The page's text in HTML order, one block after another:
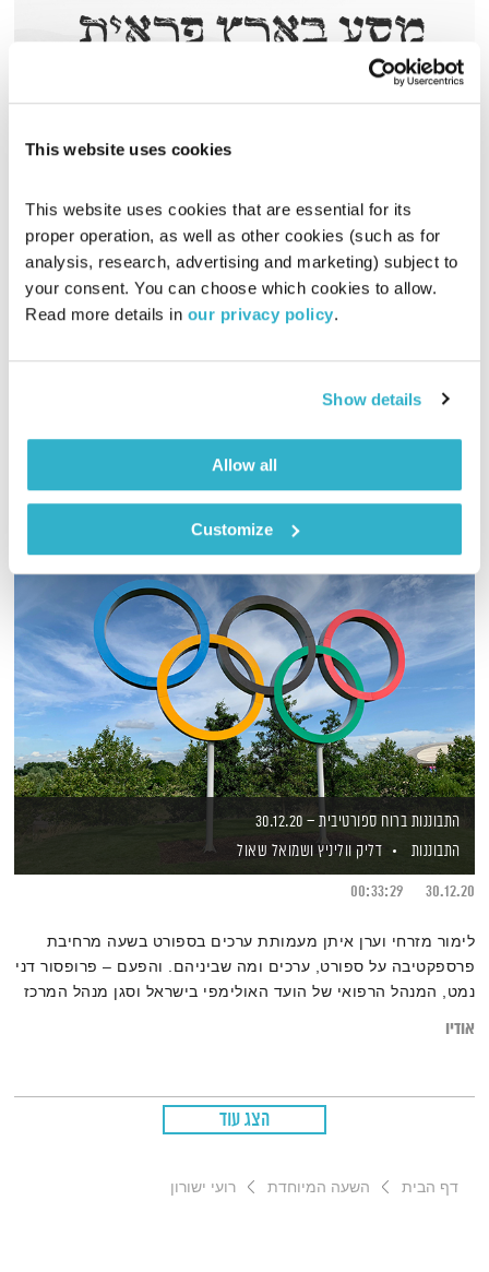
This website uses cookies
This website uses cookies that are essential for its
proper operation, as well as other cookies (such as for
analysis, research, advertising and marketing) subject to
your consent. You can choose which cookies to allow.
Read more details in our privacy policy.
Show details
Allow all
Customize
מסע בארץ פראית – אוהד שפריר באלסקה
פודקאסטים שנשארים איתך
שדרנים מתחלפים
18.09.24
00:35:13
מבינה עוד דבר אחד קטן על העולם.
אודיוSpotify
התבוננות ברוח ספורטיבית – 30.12.20
התבוננות
דליק ווליניץ ושמואל שאול
30.12.20
00:33:29
לימור מזרחי וערן איתן מעמותת ערכים בספורט בשעה מרחיבת
פרספקטיבה על ספורט, ערכים ומה שביניהם. והפעם – פרופסור דני
נמט, המנהל הרפואי של הועד האולימפי בישראל וסגן מנהל המרכז
אודיו
הצג עוד
דף הבית השעה המיוחדת רועי ישורון